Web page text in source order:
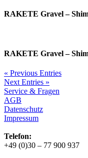
RAKETE Gravel –
RAKETE Gravel –
« Previous Entries
Next Entries »
Service & Fragen
AGB
Datenschutz
Impressum
Telefon:
+49 (0)30 – 77 900 937